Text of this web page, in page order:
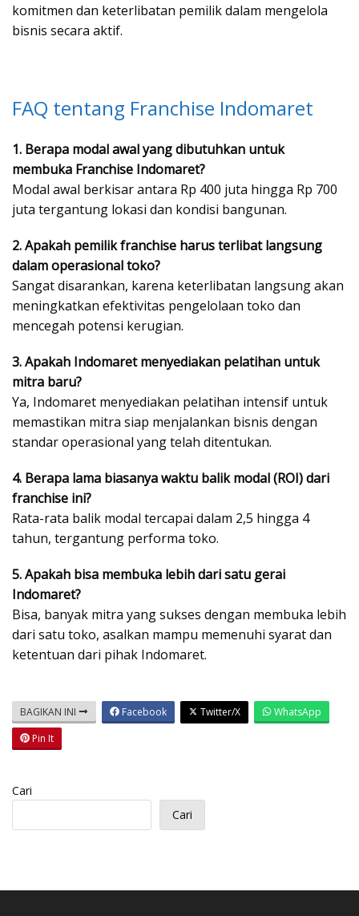
komitmen dan keterlibatan pemilik dalam mengelola
bisnis secara aktif.
FAQ tentang Franchise Indomaret
1. Berapa modal awal yang dibutuhkan untuk
membuka Franchise Indomaret?
Modal awal berkisar antara Rp 400 juta hingga Rp 700
juta tergantung lokasi dan kondisi bangunan.
2. Apakah pemilik franchise harus terlibat langsung
dalam operasional toko?
Sangat disarankan, karena keterlibatan langsung akan
meningkatkan efektivitas pengelolaan toko dan
mencegah potensi kerugian.
3. Apakah Indomaret menyediakan pelatihan untuk
mitra baru?
Ya, Indomaret menyediakan pelatihan intensif untuk
memastikan mitra siap menjalankan bisnis dengan
standar operasional yang telah ditentukan.
4. Berapa lama biasanya waktu balik modal (ROI) dari
franchise ini?
Rata-rata balik modal tercapai dalam 2,5 hingga 4
tahun, tergantung performa toko.
5. Apakah bisa membuka lebih dari satu gerai
Indomaret?
Bisa, banyak mitra yang sukses dengan membuka lebih
dari satu toko, asalkan mampu memenuhi syarat dan
ketentuan dari pihak Indomaret.
BAGIKAN INI Facebook Twitter/X
WhatsApp
Pin It
Cari
Cari